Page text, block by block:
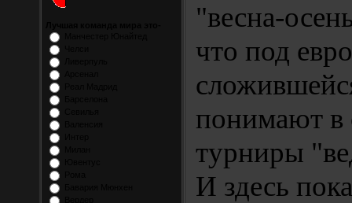
"весна-
что под
понимают в
турниры
И здесь